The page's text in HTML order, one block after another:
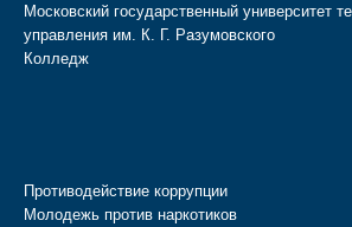
Московский государственный университет
управления им. К. Г. Разумовского
Колледж
Противодействие коррупции
Молодежь против наркотиков